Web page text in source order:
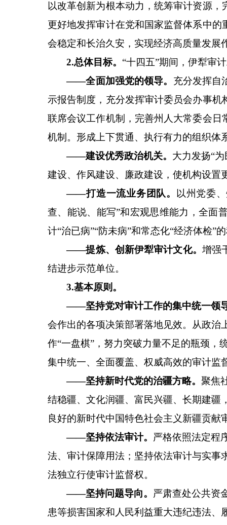
以改革创新为根本动力，统筹审计资源，
更好地发挥审计在党和国家监督体系中
会稳定和长治久安，实现经济高质量发展
2.总体目标。 “十四五”期间，伊犁审
——全面加强党的领导。 充分发挥自
示报告制度，充分发挥审计委员会办事机
联席会议工作机制，完善州人大常委会
机制 。 形成上下贯通、执行有力的组织体
——建设优秀政治机关。 大力发扬“
建设、作风建设、廉政建设，使机构设置
——打造一流业务团队。
以州党委
查、能说、能写”和宏观思维能力， 全面
计“治已病”“防未病”和常态化“经济体检”
——提炼、创新伊犁审计文化。 增强
结进步示范单位。
3.基本原则 。
——坚持党对审计工作的集中统一领
会作出的各项决策部署落地见效。从政治
作“一盘棋”， 努力突破力量不足的瓶颈，
集中统一、全面覆盖、权威高效的审计监
——坚持新时代党的治疆方略。聚焦
结稳疆、文化润疆、富民兴疆、长期建疆
良好的新时代中国特色社会主义新疆贡献
——坚持依法审计。 严格依照法定程
法、审计保障用法 ； 坚持依法审计与实事
法独立行使审计监督权。
——坚持问题导向。 严肃查处公共资
患等损害国家和人民利益重大违纪违法